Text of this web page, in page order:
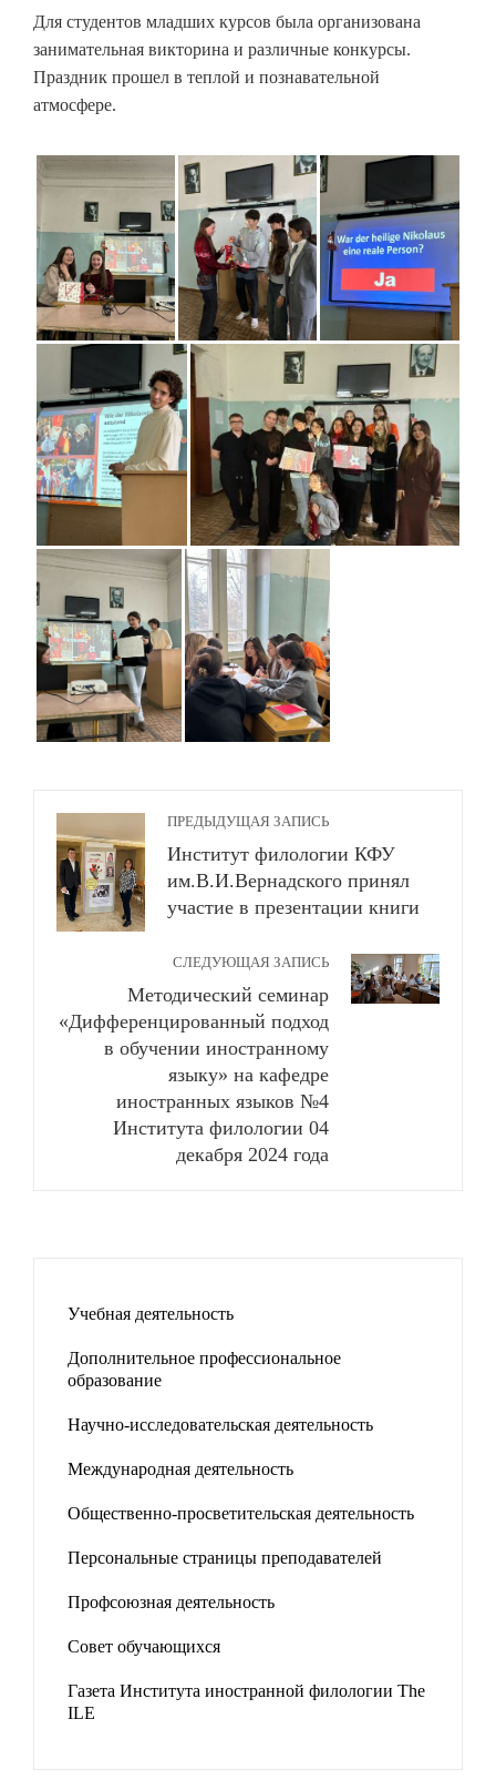
Для студентов младших курсов была организована
занимательная викторина и различные конкурсы.
Праздник прошел в теплой и познавательной
атмосфере.
ПРЕДЫДУЩАЯ ЗАПИСЬ
Институт филологии КФУ
им.В.И.Вернадского принял
участие в презентации книги
СЛЕДУЮЩАЯ ЗАПИСЬ
Методический семинар
«Дифференцированный подход
в обучении иностранному
языку» на кафедре
иностранных языков №4
Института филологии 04
декабря 2024 года
Учебная деятельность
Дополнительное профессиональное
образование
Научно-исследовательская деятельность
Международная деятельность
Общественно-просветительская деятельность
Персональные страницы преподавателей
Профсоюзная деятельность
Совет обучающихся
Газета Института иностранной филологии The
ILE